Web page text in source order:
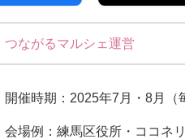
つながるマルシェ運営
開催時期：2025年7月・8月（
会場例：練馬区役所・ココネ